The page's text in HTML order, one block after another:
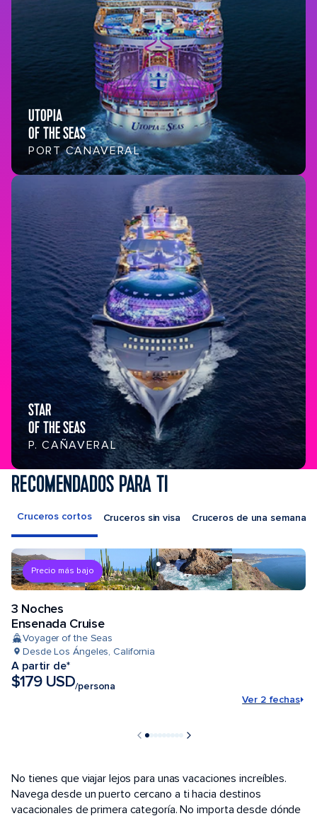
UTOPIA
OF THE SEAS
PORT CANAVERAL
STAR
OF THE SEAS
P. CAÑAVERAL
RECOMENDADOS PARA TI
Cruceros cortos Cruceros sin visa Cruceros de una semana
Precio más bajo
3 Noches
Ensenada Cruise
Voyager of the Seas
Desde Los Ángeles, California
A partir de*
$179 USD/persona
Ver 2 fechas
No tienes que viajar lejos para unas vacaciones increíbles.
Navega desde un puerto cercano a ti hacia destinos
vacacionales de primera categoría. No importa desde dónde